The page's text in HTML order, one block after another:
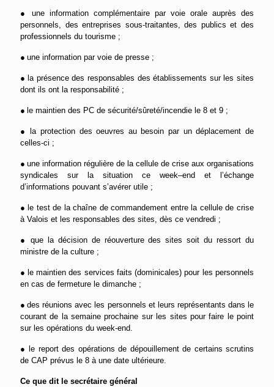
● une information complémentaire par voie orale auprès des
personnels, des entreprises sous-traitantes,des publics et des
professionnels du tourisme ;
● une information par voie de presse ;
●la présencedes responsables des établissements sur les sites
dont ils ont la responsabilité ;
● e maintien des PC de sécurité/sûreté/incendie le 8 et 9 ;
●la protection des oeuvres au besoin par un déplacement de
celles-ci ;
● une information régulière de la cellule de crise aux organisations
syndicales sur la situation ce week–end et l’échange
d’informations pouvant s’avérer utile ;
●le test de la chaîne de commandement entre la cellule de crise
à Valois et les responsables des sites, dès ce vendredi ;
●
que la décision de réouverture des sites soit du ressort du
ministre de la culture ;
● le maintien des services faits (dominicales) pour les personnels
en cas de fermeture le dimanche ;
●des réunions avec les personnels et leurs représentants dans le
courant de la semaine prochaine sur les sites pourfaire le point
sur les opérations du week-end.
●
le report des opérations de dépouillement de certains scrutins
de CAP prévus le 8 à une date ultérieure.
Ce que dit le secrétaire général